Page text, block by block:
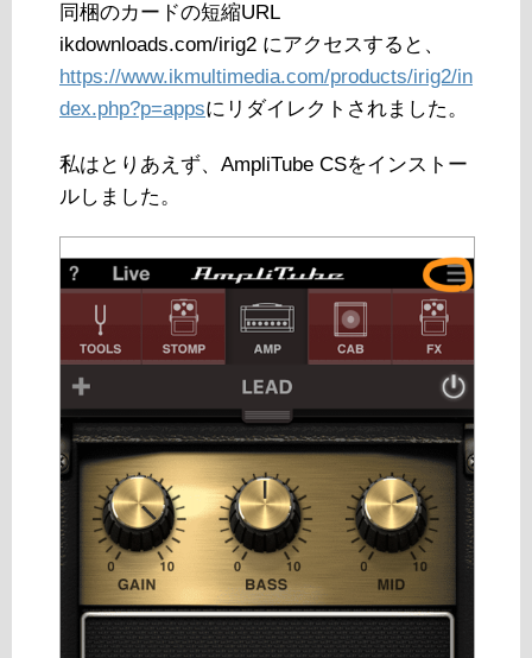
同梱のカードの短縮URL
ikdownloads.com/irig2 にアクセスすると、
https://www.ikmultimedia.com/products/irig2/in
dex.php?p=appsにリダイレクトされました。
私はとりあえず、AmpliTube CSをインストー
ルしました。